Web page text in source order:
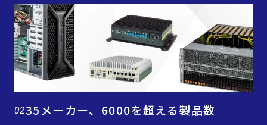
0235メーカー、6000を超える製品数